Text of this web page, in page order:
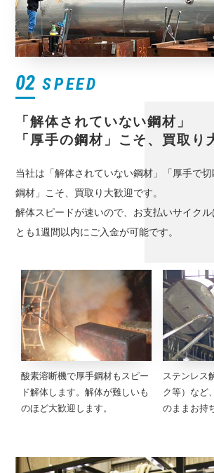
02 SPEED
「解体されていない鋼材」
「厚手の鋼材」こそ、買取り
当社は「解体されていない鋼材」「厚手で
鋼材」こそ、買取り大歓迎です。
解体スピードが速いので、お支払いサイクル
とも1週間以内にご入金が可能です。
酸素溶断機で厚手鋼材もスピー
ド解体します。解体が難しいも
のほど大歓迎します。
ステンレス
ク等）など
のままお持